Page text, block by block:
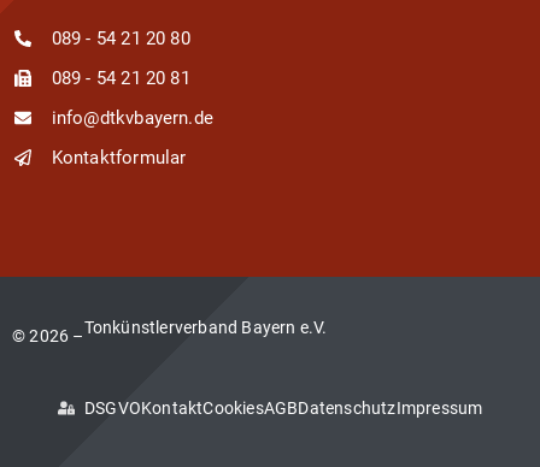
089 - 54 21 20 80
089 - 54 21 20 81
info@dtkvbayern.de
Kontaktformular
© 2026 –Tonkünstlerverband Bayern e.V.
DSGVOKontaktCookiesAGBDatenschutzImpressum